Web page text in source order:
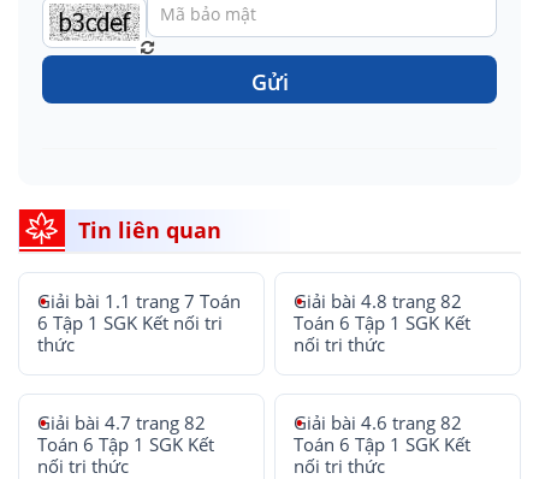
Gửi
Tin liên quan
Giải bài 1.1 trang 7 Toán
6 Tập 1 SGK Kết nối tri
thức
Giải bài 4.8 trang 82
Toán 6 Tập 1 SGK Kết
nối tri thức
Giải bài 4.7 trang 82
Toán 6 Tập 1 SGK Kết
nối tri thức
Giải bài 4.6 trang 82
Toán 6 Tập 1 SGK Kết
nối tri thức